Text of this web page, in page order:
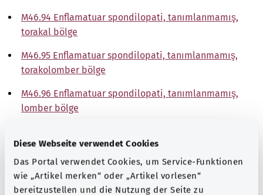
Diese Webseite verwendet Cookies
Das Portal verwendet Cookies, um Service-Funktionen
wie „Artikel merken“ oder „Artikel vorlesen“
bereitzustellen und die Nutzung der Seite zu
M46.94 Enflamatuar spondilopati, tanımlanmamış,
torakal bölge
M46.95 Enflamatuar spondilopati, tanımlanmamış,
torakolomber bölge
M46.96 Enflamatuar spondilopati, tanımlanmamış,
lomber bölge
lumbosakral bölge
M46.98 Enflamatuar spondilopati, tanımlanmamış,
sakral ve sakrokoksigeal bölge